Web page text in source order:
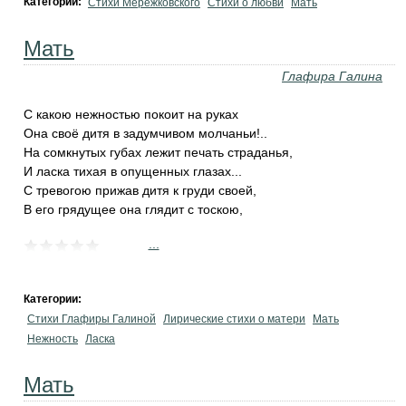
Стихи Мережковского Стихи о любви Мать
Мать
Глафира Галина
С какою нежностью покоит на руках
Она своё дитя в задумчивом молчаньи!..
На сомкнутых губах лежит печать страданья,
И ласка тихая в опущенных глазах...
С тревогою прижав дитя к груди своей,
В его грядущее она глядит с тоскою,
Категории:
Стихи Глафиры Галиной
Лирические стихи о матери
Мать
Нежность Ласка
Мать